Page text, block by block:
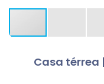
Casa térrea